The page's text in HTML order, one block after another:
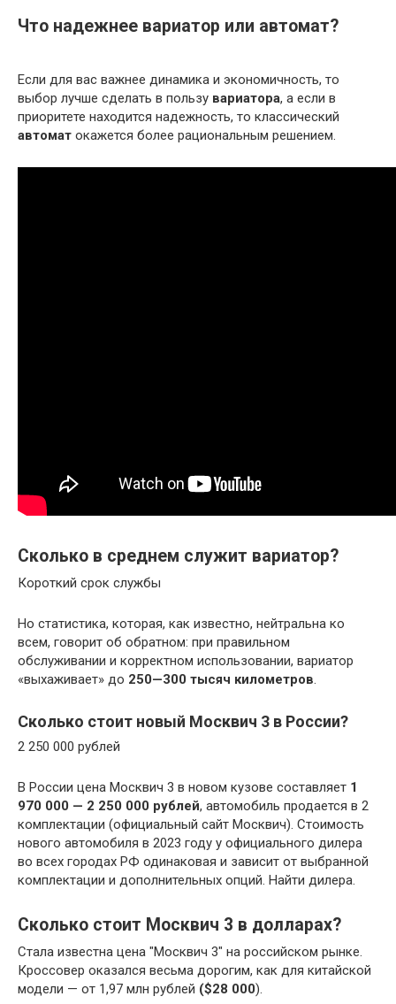
Что надежнее вариатор или автомат?
Если для вас важнее динамика и экономичность, то
выбор лучше сделать в пользу вариатора, а если в
приоритете находится надежность, то классический
автомат окажется более рациональным решением.
Сколько в среднем служит вариатор?
Короткий срок службы
Но статистика, которая, как известно, нейтральна ко
всем, говорит об обратном: при правильном
обслуживании и корректном использовании, вариатор
«выхаживает» до 250—300 тысяч километров.
Сколько стоит новый Москвич 3 в России?
2 250 000 рублей
В России цена Москвич 3 в новом кузове составляет 1
970 000 — 2 250 000 рублей, автомобиль продается в 2
комплектации (официальный сайт Москвич). Стоимость
нового автомобиля в 2023 году у официального дилера
во всех городах РФ одинаковая и зависит от выбранной
комплектации и дополнительных опций. Найти дилера.
Сколько стоит Москвич 3 в долларах?
Стала известна цена "Москвич 3" на российском рынке.
Кроссовер оказался весьма дорогим, как для китайской
модели — от 1,97 млн рублей ($28 000).